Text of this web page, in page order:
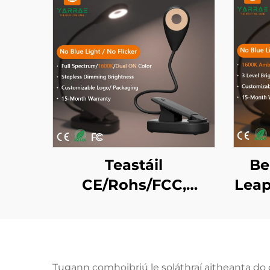
Teastáil
CE/Rohs/FCC,
Leabhar Led
Tugann comhoibriú le soláthraí aitheanta